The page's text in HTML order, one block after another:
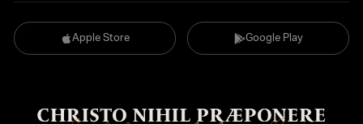
Apple Store Google Play